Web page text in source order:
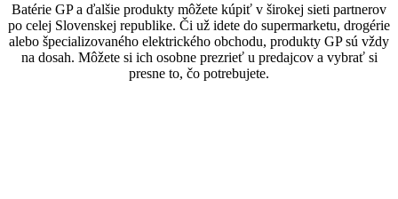
Batérie GP a ďalšie produkty môžete kúpiť v širokej sieti partnerov
po celej Slovenskej republike. Či už idete do supermarketu, drogérie
alebo špecializovaného elektrického obchodu, produkty GP sú vždy
na dosah. Môžete si ich osobne prezrieť u predajcov a vybrať si
presne to, čo potrebujete.